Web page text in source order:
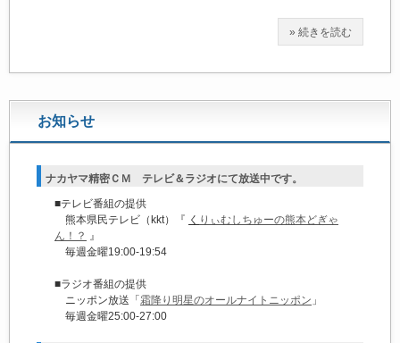
» 続きを読む
お知らせ
ナカヤマ精密ＣＭ テレビ＆ラジオにて放送中です。
■テレビ番組の提供
熊本県民テレビ（kkt）『 く りぃむしちゅーの熊本どぎゃ
ん！？ 』
毎週金曜19:00-19:54
■ラジオ番組の提供
ニッポン放送「 霜降り明星のオールナイトニッポン 」
毎週金曜25:00-27:00